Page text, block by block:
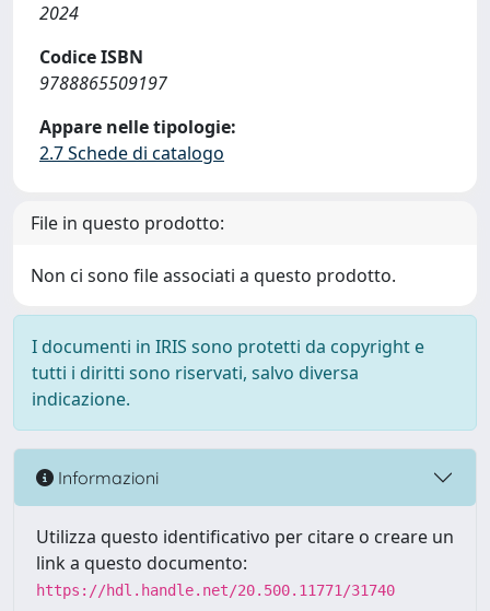
2024
Codice ISBN
9788865509197
Appare nelle tipologie:
2.7 Schede di catalogo
File in questo prodotto:
Non ci sono file associati a questo prodotto.
I documenti in IRIS sono protetti da copyright e
tutti i diritti sono riservati, salvo diversa
indicazione.
Informazioni
Utilizza questo identificativo per citare o creare un
link a questo documento:
https://hdl.handle.net/20.500.11771/31740